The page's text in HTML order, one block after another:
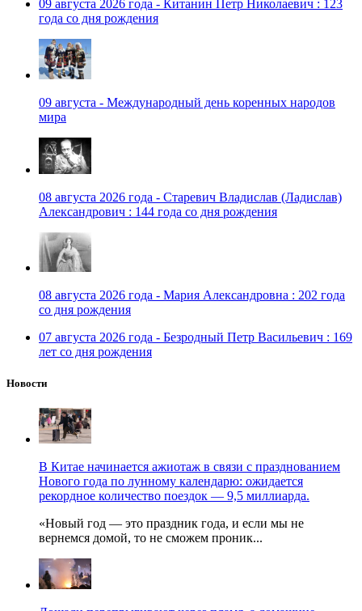
09 августа 2026 года - Китанин Петр Николаевич : 123
года со дня рождения
09 августа - Международный день коренных народов
мира
08 августа 2026 года - Старевич Владислав (Ладислав)
Александрович : 144 года со дня рождения
08 августа 2026 года - Мария Александровна : 202 года
со дня рождения
07 августа 2026 года - Безродный Петр Васильевич : 169
лет со дня рождения
Новости
В Китае начинается ажиотаж в связи с празднованием
Нового года по лунному календарю: ожидается
рекордное количество поездок — 9,5 миллиарда.
«Новый год — это праздник года, и если мы не
вернемся домой, то не сможем проник...